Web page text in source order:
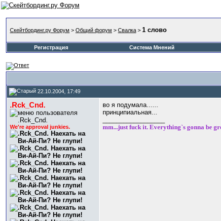
Скейтбординг.ру Форум > Общий форум > Свалка > 1 слово
Регистрация
Система Мнений
22.10.2004, 17:49
.Rck_Cnd.
We're approval junkies.
во я подумала......
принципиальная...
mm...just fuck it. Everything`s gonna be